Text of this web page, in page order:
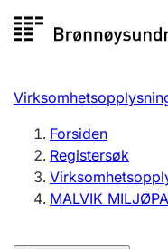
Registersøk
Aksjeselskap
Registrere, endre,
Forsiden
Registersøk
MALVIK